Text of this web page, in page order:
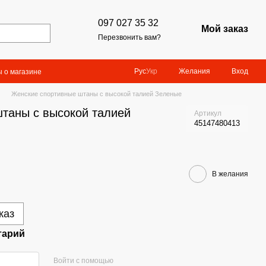
097 027 35 32
Перезвонить вам?
Мой заказ
о магазине РусУкр Желания Вход
Женские спортивные штаны с высокой талией Зеленые
с высокой талией Артикул
45147480413
В желания
Войти с помощью